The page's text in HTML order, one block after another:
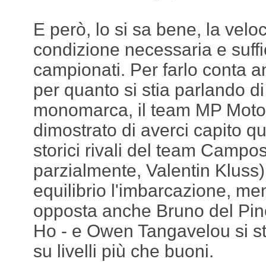
E però, lo si sa bene, la
condizione necessaria e
campionati. Per farlo conta
per quanto si stia parlando
monomarca, il team MP
dimostrato di averci capito
storici rivali del team
parzialmente, Valentin
equilibrio l'imbarcazione,
opposta anche Bruno del
Ho - e Owen Tangavelou si
su livelli più che buoni.